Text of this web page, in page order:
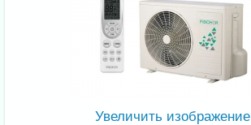
Увеличить изображение